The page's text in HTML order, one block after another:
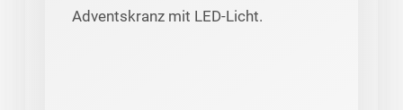
Adventskranz mit LED-Licht.